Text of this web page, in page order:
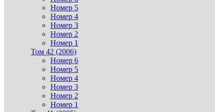
Номер 5
Номер 4
Номер 3
Номер 2
Номер 1
Том 42 (2006)
Номер 6
Номер 5
Номер 4
Номер 3
Номер 2
Номер 1